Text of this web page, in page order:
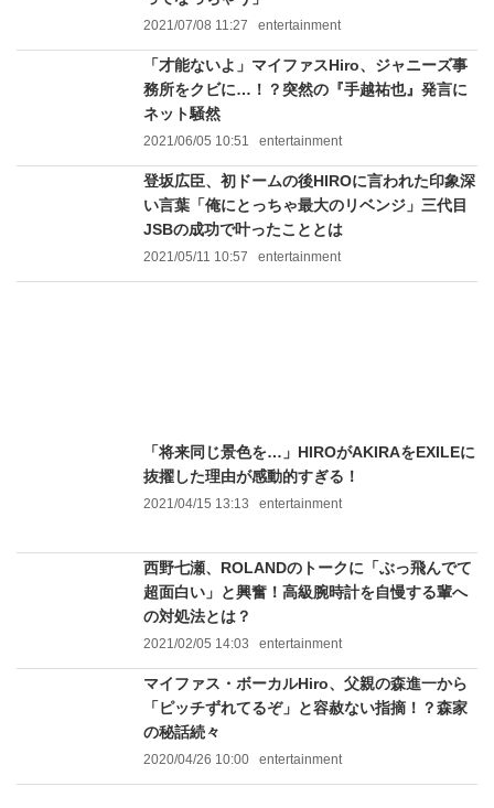
2021/07/08 11:27 entertainment
「才能ないよ」マイファスHiro、ジャニーズ事
務所をクビに…！？突然の『手越祐也』発言に
ネット騒然
2021/06/05 10:51 entertainment
登坂広臣、初ドームの後HIROに言われた印象深
い言葉「俺にとっちゃ最大のリベンジ」三代目
JSBの成功で叶ったこととは
2021/05/11 10:57 entertainment
「将来同じ景色を…」HIROがAKIRAをEXILEに
抜擢した理由が感動的すぎる！
2021/04/15 13:13 entertainment
西野七瀬、ROLANDのトークに「ぶっ飛んでて
超面白い」と興奮！高級腕時計を自慢する輩へ
の対処法とは？
2021/02/05 14:03 entertainment
マイファス・ボーカルHiro、父親の森進一から
「ピッチずれてるぞ」と容赦ない指摘！？森家
の秘話続々
2020/04/26 10:00 entertainment